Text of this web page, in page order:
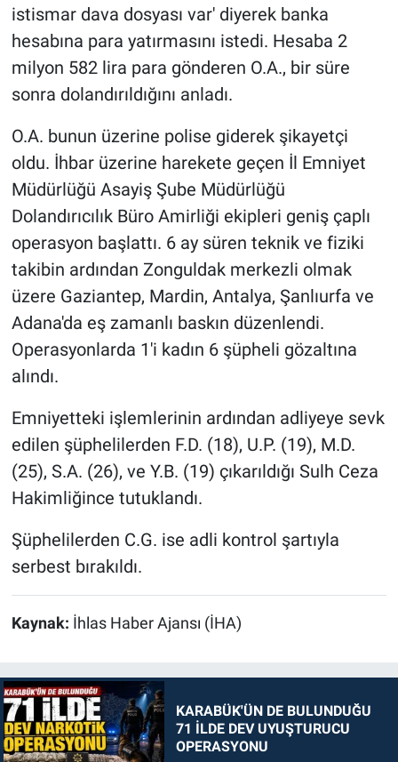
istismar dava dosyası var' diyerek banka
hesabına para yatırmasını istedi. Hesaba 2
milyon 582 lira para gönderen O.A., bir süre
sonra dolandırıldığını anladı.
O.A. bunun üzerine polise giderek şikayetçi
oldu. İhbar üzerine harekete geçen İl Emniyet
Müdürlüğü Asayiş Şube Müdürlüğü
Dolandırıcılık Büro Amirliği ekipleri geniş çaplı
operasyon başlattı. 6 ay süren teknik ve fiziki
takibin ardından Zonguldak merkezli olmak
üzere Gaziantep, Mardin, Antalya, Şanlıurfa ve
Adana'da eş zamanlı baskın düzenlendi.
Operasyonlarda 1'i kadın 6 şüpheli gözaltına
alındı.
Emniyetteki işlemlerinin ardından adliyeye sevk
edilen şüphelilerden F.D. (18), U.P. (19), M.D.
(25), S.A. (26), ve Y.B. (19) çıkarıldığı Sulh Ceza
Hakimliğince tutuklandı.
Şüphelilerden C.G. ise adli kontrol şartıyla
serbest bırakıldı.
Kaynak: İhlas Haber Ajansı (İHA)
KARABÜK'ÜN DE BULUNDUĞU
71 İLDE DEV UYUŞTURUCU
OPERASYONU